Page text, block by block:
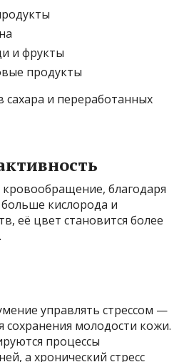
и фрукты
продукты
сахара и переработанных
благодаря
кислорода и
её цвет становится более
управлять стрессом —
молодости кожи.
процессы
а хронический стресс